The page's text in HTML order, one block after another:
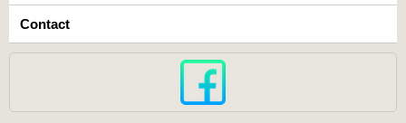
Contact